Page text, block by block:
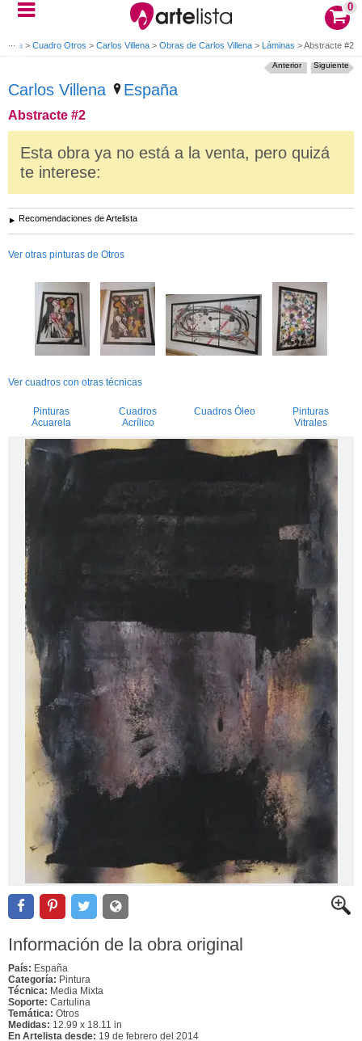
0
> Cuadro Otros > Carlos Villena > Obras de Carlos Villena > Láminas >Abstracte #2
Carlos Villena España
Abstracte #2
Siguiente
Anterior
Esta obra ya no está a la venta, pero quizá
te interese:
Recomendaciones de Artelista
Ver otras pinturas de Otros
Ver cuadros con otras técnicas
Pinturas
Acuarela
Cuadros
Acrílico
Cuadros Óleo
Pinturas
Vitrales
Información de la obra original
País: España
Categoría: Pintura
Técnica: Media Mixta
Soporte: Cartulina
Temática: Otros
Medidas: 12.99 x 18.11 in
En Artelista desde: 19 de febrero del 2014